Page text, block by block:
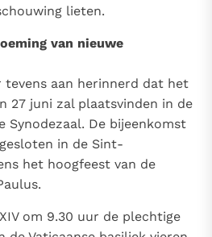
lieten.
van nieuwe
aan herinnerd dat het
27 juni zal plaatsvinden in de
Synodezaal. De bijeenkomst
in de Sint-
het hoogfeest van de
om 9.30 uur de plechtige